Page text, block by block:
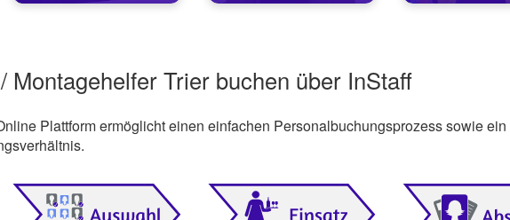
Montagehelfer Trier buchen über InStaff
Plattform ermöglicht einen einfachen Personalbuchungsprozess sowie ein